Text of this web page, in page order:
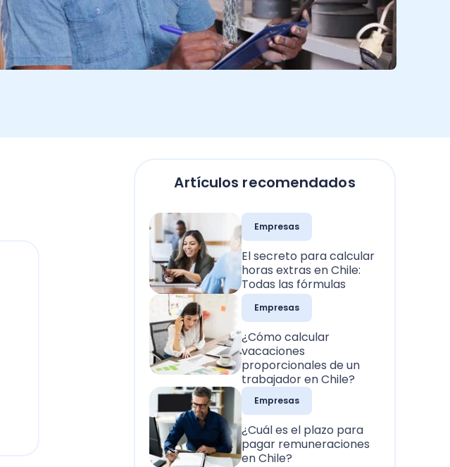
Artículos recomendados
Empresas
El secreto para calcular
horas extras en Chile:
Todas las fórmulas
Empresas
¿Cómo calcular
vacaciones
proporcionales de un
trabajador en Chile?
Empresas
¿Cuál es el plazo para
pagar remuneraciones
en Chile?